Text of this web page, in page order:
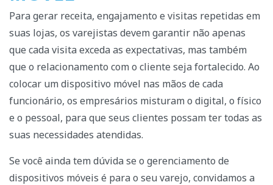
Para gerar receita, engajamento e visitas repetidas em
suas lojas, os varejistas devem garantir não apenas
que cada visita exceda as expectativas, mas também
que o relacionamento com o cliente seja fortalecido. Ao
colocar um dispositivo móvel nas mãos de cada
funcionário, os empresários misturam o digital, o físico
e o pessoal, para que seus clientes possam ter todas as
suas necessidades atendidas.
Se você ainda tem dúvida se o gerenciamento de
dispositivos móveis é para o seu varejo, convidamos a